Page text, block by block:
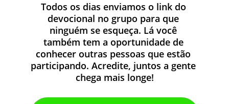
Todos os dias enviamos o link do
devocional no grupo para que
ninguém se esqueça. Lá você
também tem a oportunidade de
conhecer outras pessoas que estão
participando. Acredite, juntos a gente
chega mais longe!